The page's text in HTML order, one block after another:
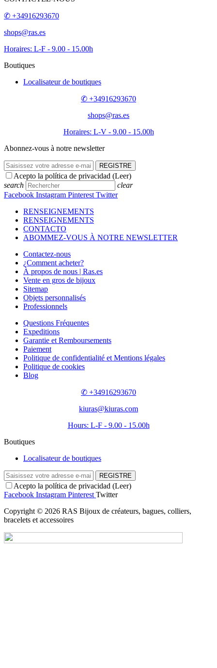
✆ +34916293670
shops@ras.es
Horaires: L-F - 9.00 - 15.00h
Boutiques
Localisateur de boutiques
✆ +34916293670
shops@ras.es
Horaires: L-V - 9.00 - 15.00h
Abonnez-vous à notre newsletter
REGISTRE
Acepto la política de privacidad (Leer)
search
clear
Facebook Instagram Pinterest Twitter
RENSEIGNEMENTS
RENSEIGNEMENTS
CONTACTO
ABOMMEZ-VOUS À NOTRE NEWSLETTER
Contactez-nous
¿Comment acheter?
À propos de nous | Ras.es
Vente en gros de bijoux
Sitemap
Objets personnalisés
Professionnels
Questions Fréquentes
Expeditions
Garantie et Remboursements
Paiement
Politique de confidentialité et Mentions légales
Politique de cookies
Blog
✆ +34916293670
kiuras@kiuras.com
Hours: L-F - 9.00 - 15.00h
Boutiques
Localisateur de boutiques
REGISTRE
Acepto la política de privacidad (Leer)
Facebook Instagram Pinterest Twitter
Copyright © 2026 RAS Bijoux de créateurs, bagues, colliers,
bracelets et accessoires